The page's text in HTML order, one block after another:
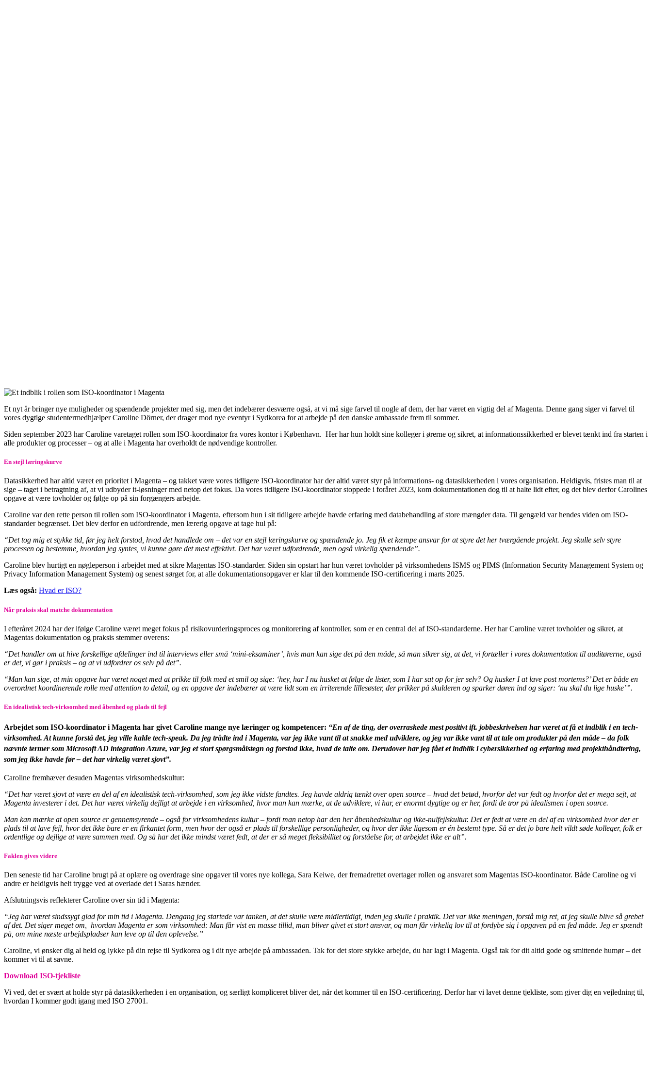
Et nyt år bringer nye muligheder og spændende projekter med sig, men det indebærer desværre også, at vi må sige farvel til nogle af dem, der har været en vigtig del af Magenta. Denne gang siger vi farvel til
vores dygtige studentermedhjælper Caroline Dörner, der drager mod nye eventyr i Sydkorea for at arbejde på den danske ambassade frem til sommer.
Siden september 2023 har Caroline varetaget rollen som ISO-koordinator fra vores kontor i København. Her har hun holdt sine kolleger i ørerne og sikret, at informationssikkerhed er blevet tænkt ind fra starten i
alle produkter og processer – og at alle i Magenta har overholdt de nødvendige kontroller.
En stejl læringskurve
Datasikkerhed har altid været en prioritet i Magenta – og takket være vores tidligere ISO-koordinator har der altid været styr på informations- og datasikkerheden i vores organisation. Heldigvis, fristes man til at
sige – taget i betragtning af, at vi udbyder it-løsninger med netop det fokus. Da vores tidligere ISO-koordinator stoppede i foråret 2023, kom dokumentationen dog til at halte lidt efter, og det blev derfor Carolines
opgave at være tovholder og følge op på sin forgængers arbejde.
Caroline var den rette person til rollen som ISO-koordinator i Magenta, eftersom hun i sit tidligere arbejde havde erfaring med databehandling af store mængder data. Til gengæld var hendes viden om ISO-
standarder begrænset. Det blev derfor en udfordrende, men lærerig opgave at tage hul på:
“Det tog mig et stykke tid, før jeg helt forstod, hvad det handlede om – det var en stejl læringskurve og spændende jo. Jeg fik et kæmpe ansvar for at styre det her tværgående projekt. Jeg skulle selv styre
processen og bestemme, hvordan jeg syntes, vi kunne gøre det mest effektivt. Det har været udfordrende, men også virkelig spændende”.
Caroline blev hurtigt en nøgleperson i arbejdet med at sikre Magentas ISO-standarder. Siden sin opstart har hun været tovholder på virksomhedens ISMS og PIMS (Information Security Management System og
Privacy Information Management System) og senest sørget for, at alle dokumentationsopgaver er klar til den kommende ISO-certificering i marts 2025.
Læs også: Hvad er ISO?
Når praksis skal matche dokumentation
I efteråret 2024 har der ifølge Caroline været meget fokus på risikovurderingsproces og monitorering af kontroller, som er en central del af ISO-standarderne. Her har Caroline været tovholder og sikret, at
Magentas dokumentation og praksis stemmer overens:
“Det handler om at hive forskellige afdelinger ind til interviews eller små ‘mini-eksaminer’, hvis man kan sige det på den måde, så man sikrer sig, at det, vi fortæller i vores dokumentation til auditørerne, også
er det, vi gør i praksis – og at vi udfordrer os selv på det”.
“Man kan sige, at min opgave har været noget med at prikke til folk med et smil og sige: ‘hey, har I nu husket at følge de lister, som I har sat op for jer selv? Og husker I at lave post mortems?’ Det er både en
overordnet koordinerende rolle med attention to detail, og en opgave der indebærer at være lidt som en irriterende lillesøster, der prikker på skulderen og sparker døren ind og siger: ‘nu skal du lige huske’”.
En idealistisk tech-virksomhed med åbenhed og plads til fejl
Arbejdet som ISO-koordinator i Magenta har givet Caroline mange nye læringer og kompetencer: “En af de ting, der overraskede mest positivt ift. jobbeskrivelsen har været at få et indblik i en tech-
virksomhed. At kunne forstå det, jeg ville kalde tech-speak. Da jeg trådte ind i Magenta, var jeg ikke vant til at snakke med udviklere, og jeg var ikke vant til at tale om produkter på den måde – da folk
nævnte termer som Microsoft AD integration Azure, var jeg et stort spørgsmålstegn og forstod ikke, hvad de talte om. Derudover har jeg fået et indblik i cybersikkerhed og erfaring med projekthåndtering,
som jeg ikke havde før – det har virkelig været sjovt”.
Caroline fremhæver desuden Magentas virksomhedskultur:
“Det har været sjovt at være en del af en idealistisk tech-virksomhed, som jeg ikke vidste fandtes. Jeg havde aldrig tænkt over open source – hvad det betød, hvorfor det var fedt og hvorfor det er mega sejt, at
Magenta investerer i det. Det har været virkelig dejligt at arbejde i en virksomhed, hvor man kan mærke, at de udviklere, vi har, er enormt dygtige og er her, fordi de tror på idealismen i open source.
Man kan mærke at open source er gennemsyrende – også for virksomhedens kultur – fordi man netop har den her åbenhedskultur og ikke-nulfejlskultur. Det er fedt at være en del af en virksomhed hvor der er
plads til at lave fejl, hvor det ikke bare er en firkantet form, men hvor der også er plads til forskellige personligheder, og hvor der ikke ligesom er én bestemt type. Så er det jo bare helt vildt søde kolleger, folk er
ordentlige og dejlige at være sammen med. Og så har det ikke mindst været fedt, at der er så meget fleksibilitet og forståelse for, at arbejdet ikke er alt”.
Faklen gives videre
Den seneste tid har Caroline brugt på at oplære og overdrage sine opgaver til vores nye kollega, Sara Keiwe, der fremadrettet overtager rollen og ansvaret som Magentas ISO-koordinator. Både Caroline og vi
andre er heldigvis helt trygge ved at overlade det i Saras hænder.
Afslutningsvis reflekterer Caroline over sin tid i Magenta:
“Jeg har været sindssygt glad for min tid i Magenta. Dengang jeg startede var tanken, at det skulle være midlertidigt, inden jeg skulle i praktik. Det var ikke meningen, forstå mig ret, at jeg skulle blive så grebet
af det. Det siger meget om, hvordan Magenta er som virksomhed: Man får vist en masse tillid, man bliver givet et stort ansvar, og man får virkelig lov til at fordybe sig i opgaven på en fed måde. Jeg er spændt
på, om mine næste arbejdspladser kan leve op til den oplevelse.”
Caroline, vi ønsker dig al held og lykke på din rejse til Sydkorea og i dit nye arbejde på ambassaden. Tak for det store stykke arbejde, du har lagt i Magenta. Også tak for dit altid gode og smittende humør – det
kommer vi til at savne.
Download ISO-tjekliste
Vi ved, det er svært at holde styr på datasikkerheden i en organisation, og særligt kompliceret bliver det, når det kommer til en ISO-certificering. Derfor har vi lavet denne tjekliste, som giver dig en vejledning til,
hvordan I kommer godt igang med ISO 27001.